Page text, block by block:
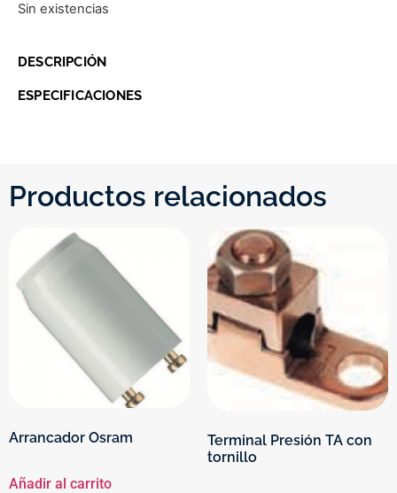
Sin existencias
DESCRIPCIÓN
ESPECIFICACIONES
Productos relacionados
Arrancador Osram
Añadir al carrito
Terminal Presión TA con
tornillo